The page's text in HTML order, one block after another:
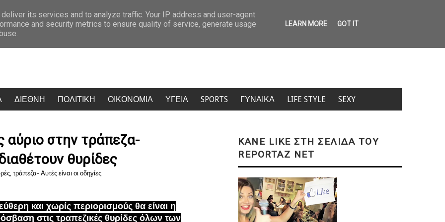
ΠΑΣΟΚ, ΕΛΑΣ, ΣΥΡΙΖΑ και Νέα Αριστερα Σάλος στην Κρήτη: Τουρίστας ρώτησε πόσο κοστίζει ανήλικο κορίτσι – «Πόσα θέλεις;» (ΒΙΝΤΕΟ)
ΔΙΕΘΝΗ ΠΟΛΙΤΙΚΗ ΟΙΚΟΝΟΜΙΑ ΥΓΕΙΑ SPORTS ΓΥΝΑΙΚΑ LIFE STYLE SEXY
αύριο στην τράπεζα-
θυρίδες
, τράπεζα- Αυτές είναι οι οδηγίες
και χωρίς περιορισμούς θα είναι η
στις τραπεζικές θυρίδες όλων των
KANE LIKE ΣΤΗ ΣΕΛΙΔΑ ΤΟΥ
REPORTAZ NET
its services and to analyze traffic. Your IP address and user-agent
and security metrics to ensure quality of service, generate usage
LEARN MORE GOT IT